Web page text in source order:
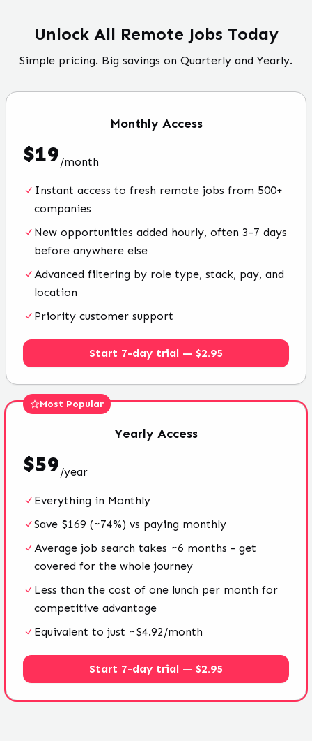
Unlock All Remote Jobs Today
Simple pricing. Big savings on Quarterly and Yearly.
Monthly Access
$19/month
Instant access to fresh remote jobs from 500+
companies
New opportunities added hourly, often 3-7 days
before anywhere else
Advanced filtering by role type, stack, pay, and
location
Priority customer support
Start 7-day trial — $2.95
Most Popular
Yearly Access
$59/year
Everything in Monthly
Save $169 (~74%) vs paying monthly
Average job search takes ~6 months - get
covered for the whole journey
Less than the cost of one lunch per month for
competitive advantage
Equivalent to just ~$4.92/month
Start 7-day trial — $2.95